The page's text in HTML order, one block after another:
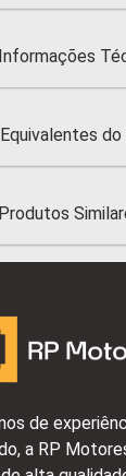
Informações
Equivalentes
Produtos
de
a RP